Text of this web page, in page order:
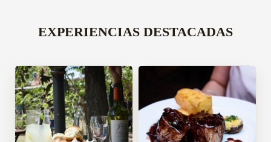
EXPERIENCIAS DESTACADAS